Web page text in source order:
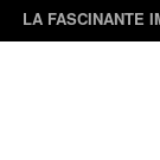
LA FASCINANTE